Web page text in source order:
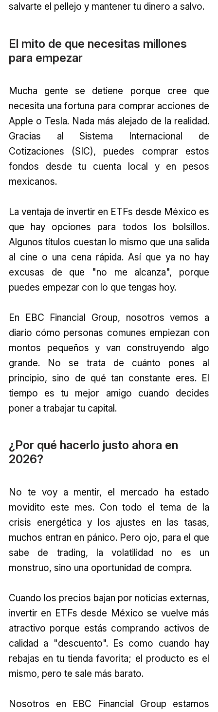
salvarte el pellejo y mantener tu dinero a salvo.
El mito de que necesitas millones
para empezar
Mucha gente se detiene porque cree que
necesita una fortuna para comprar acciones de
Apple o Tesla. Nada más alejado de la realidad.
Gracias al Sistema Internacional de
Cotizaciones (SIC), puedes comprar estos
fondos desde tu cuenta local y en pesos
mexicanos.
La ventaja de invertir en ETFs desde México es
que hay opciones para todos los bolsillos.
Algunos títulos cuestan lo mismo que una salida
al cine o una cena rápida. Así que ya no hay
excusas de que "no me alcanza", porque
puedes empezar con lo que tengas hoy.
En EBC Financial Group, nosotros vemos a
diario cómo personas comunes empiezan con
montos pequeños y van construyendo algo
grande. No se trata de cuánto pones al
principio, sino de qué tan constante eres. El
tiempo es tu mejor amigo cuando decides
poner a trabajar tu capital.
¿Por qué hacerlo justo ahora en
2026?
No te voy a mentir, el mercado ha estado
movidito este mes. Con todo el tema de la
crisis energética y los ajustes en las tasas,
muchos entran en pánico. Pero ojo, para el que
sabe de trading, la volatilidad no es un
monstruo, sino una oportunidad de compra.
Cuando los precios bajan por noticias externas,
invertir en ETFs desde México se vuelve más
atractivo porque estás comprando activos de
calidad a "descuento". Es como cuando hay
rebajas en tu tienda favorita; el producto es el
mismo, pero te sale más barato.
Nosotros en EBC Financial Group estamos